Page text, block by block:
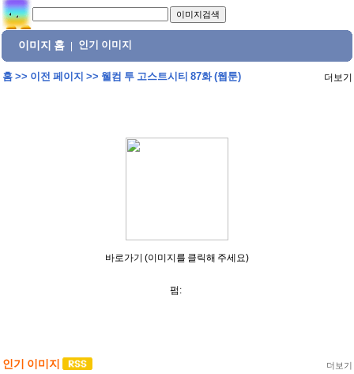
이미지 홈 인기 이미지
홈>> 이전 페이지 >> 웰컴 투 고스트시티 87화 (웹툰) 더보기
바로가기 (이미지를 클릭해 주세요)
펌:
인기 이미지 더보기